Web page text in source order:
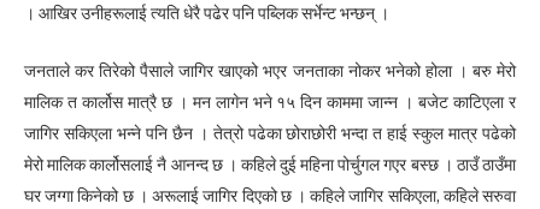
। आखिर उनीहरूलाई त्यति धेरै पढेर पनि पब्लिक सर्भेन्ट भन्छन् ।
जनताले कर तिरेको पैसाले जागिर खाएको भएर जनताका नोकर भनेको होला । बरु मेरो
मालिक त कार्लोस मात्रै छ । मन लागेन भने १५ दिन काममा जान्न । बजेट काटिएला र
जागिर सकिएला भन्ने पनि छैन । तेत्रो पढेका छोराछोरी भन्दा त हाई स्कुल मात्र पढेको
मेरो मालिक कार्लोसलाई नै आनन्द छ । कहिले दुई महिना पोर्चुगल गएर बस्छ । ठाउँ ठाउँमा
घर जग्गा किनेको छ । अरूलाई जागिर दिएको छ । कहिले जागिर सकिएला, कहिले सरुवा